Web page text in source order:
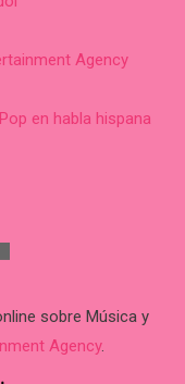
Agency
en habla hispana
sobre Música y
Agency.